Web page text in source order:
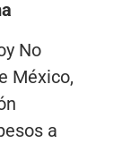
No
México,
a